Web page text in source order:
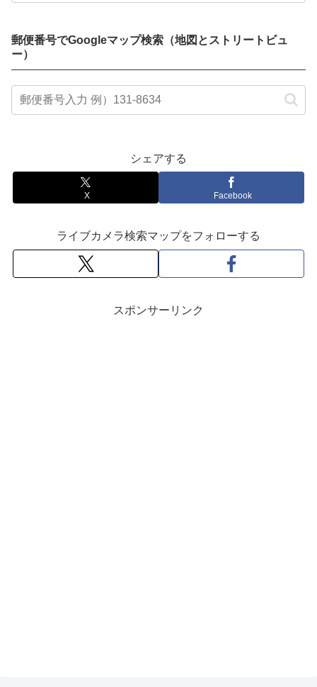
郵便番号でGoogleマップ検索（地図とストリートビュ
ー）
シェアする
X Facebook
ライブカメラ検索マップをフォローする
スポンサーリンク